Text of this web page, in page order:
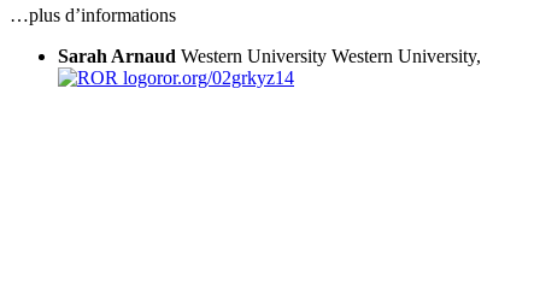
…plus d’informations
Sarah Arnaud Western University Western University,
ror.org/02grkyz14